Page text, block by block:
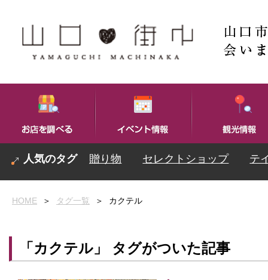
贈り物 セレクトショップ テ
HOME ＞ タグ一覧 ＞ カクテル
「カクテル」 タグがついた記事